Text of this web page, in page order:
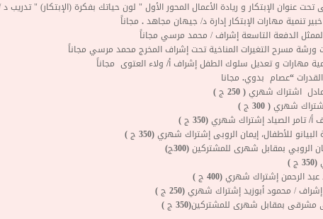
عنوان الإبتكار و ريادة الأعمال المحور الأول " لون حياتك بفكرة (الإبتكار) "
تنمية مهارات الإبتكار إدارة د/ جيهان مجاهد. مجاناً
الدفعة التاسعة إشراف / محمد مرسي مجاناً
ورشة مسرح التغيرات المناخية تحت إشراف المخرج محمد مرسي مجاناً
مهارات و تعديل سلوك الطفلإشراف أ/ ولاء العتوى مجاناً
“عصام بدوي. مجانا
اشتراك شهري ( 250 ج )
شهري ( 300 ج )
أ/ تامر الصياد إشتراك شهري (350 ج )
للأطفال، إيمان الروبىإشتراك شهري (350 ج )
الروبي بمقابل شهرى للمشتركين (300ج)
)
الرحمنإشتراك شهري (400 ج )
إشراف / محمود أبوزيدإشتراك شهري (250 ج )
مشرقى بمقابل شهرى للمشتركين(350 ج )